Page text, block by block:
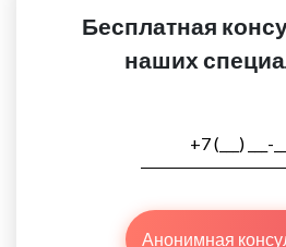
Бесплатная
наших
Анонимная